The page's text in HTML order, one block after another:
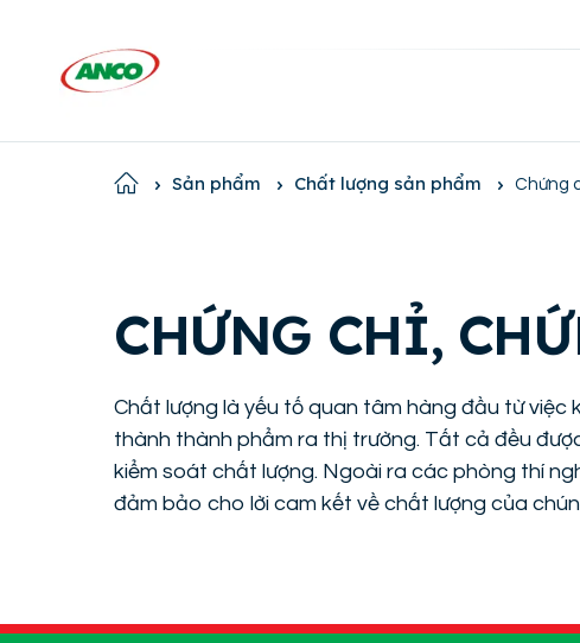
Home Sản phẩm Chất lượng sản phẩm Chứng
CHỨNG CHỈ,
Chất lượng là yếu tố quan tâm hàng đầu từ việc
thành thành phẩm ra thị trường. Tất cả đều
kiểm soát chất lượng. Ngoài ra các phòng thí
đảm bảo cho lời cam kết về chất lượng của